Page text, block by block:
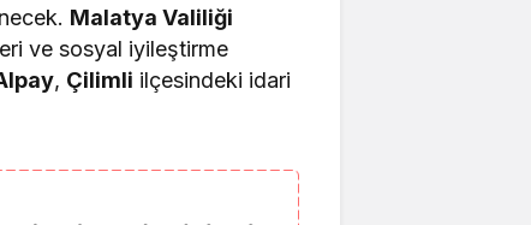
Malatya Valiliği
ve sosyal iyileştirme
, Çilimli ilçesindeki idari